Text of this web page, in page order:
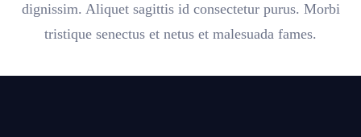
dignissim. Aliquet sagittis id consectetur purus. Morbi
tristique senectus et netus et malesuada fames.